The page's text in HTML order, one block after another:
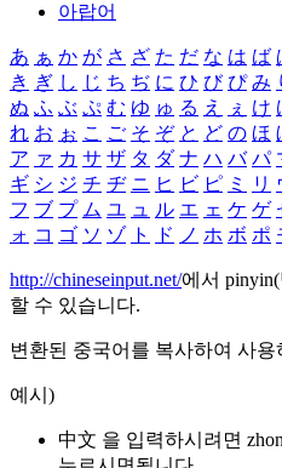
아랍어
あ ぁ か が さ ざ た だ な は ば
き ぎ し じ ち ぢ に ひ び ぴ み
ぬ ふ ぶ ぷ む ゆ ゅ る え ぇ け
れ お ぉ こ ご そ ぞ と ど の ほ
ア ァ カ サ ザ タ ダ ナ ハ バ パ
ギ シ ジ チ ヂ ニ ヒ ビ ピ ミ リ
フ ブ プ ム ユ ュ ル エ ェ ケ ゲ
ォ コ ゴ ソ ゾ ト ド ノ ホ ボ ポ
http://chineseinput.net/에서
할 수 있습니다.
변환된 중국어를 복사하여 사용
예시)
中文 을 입력하시려면